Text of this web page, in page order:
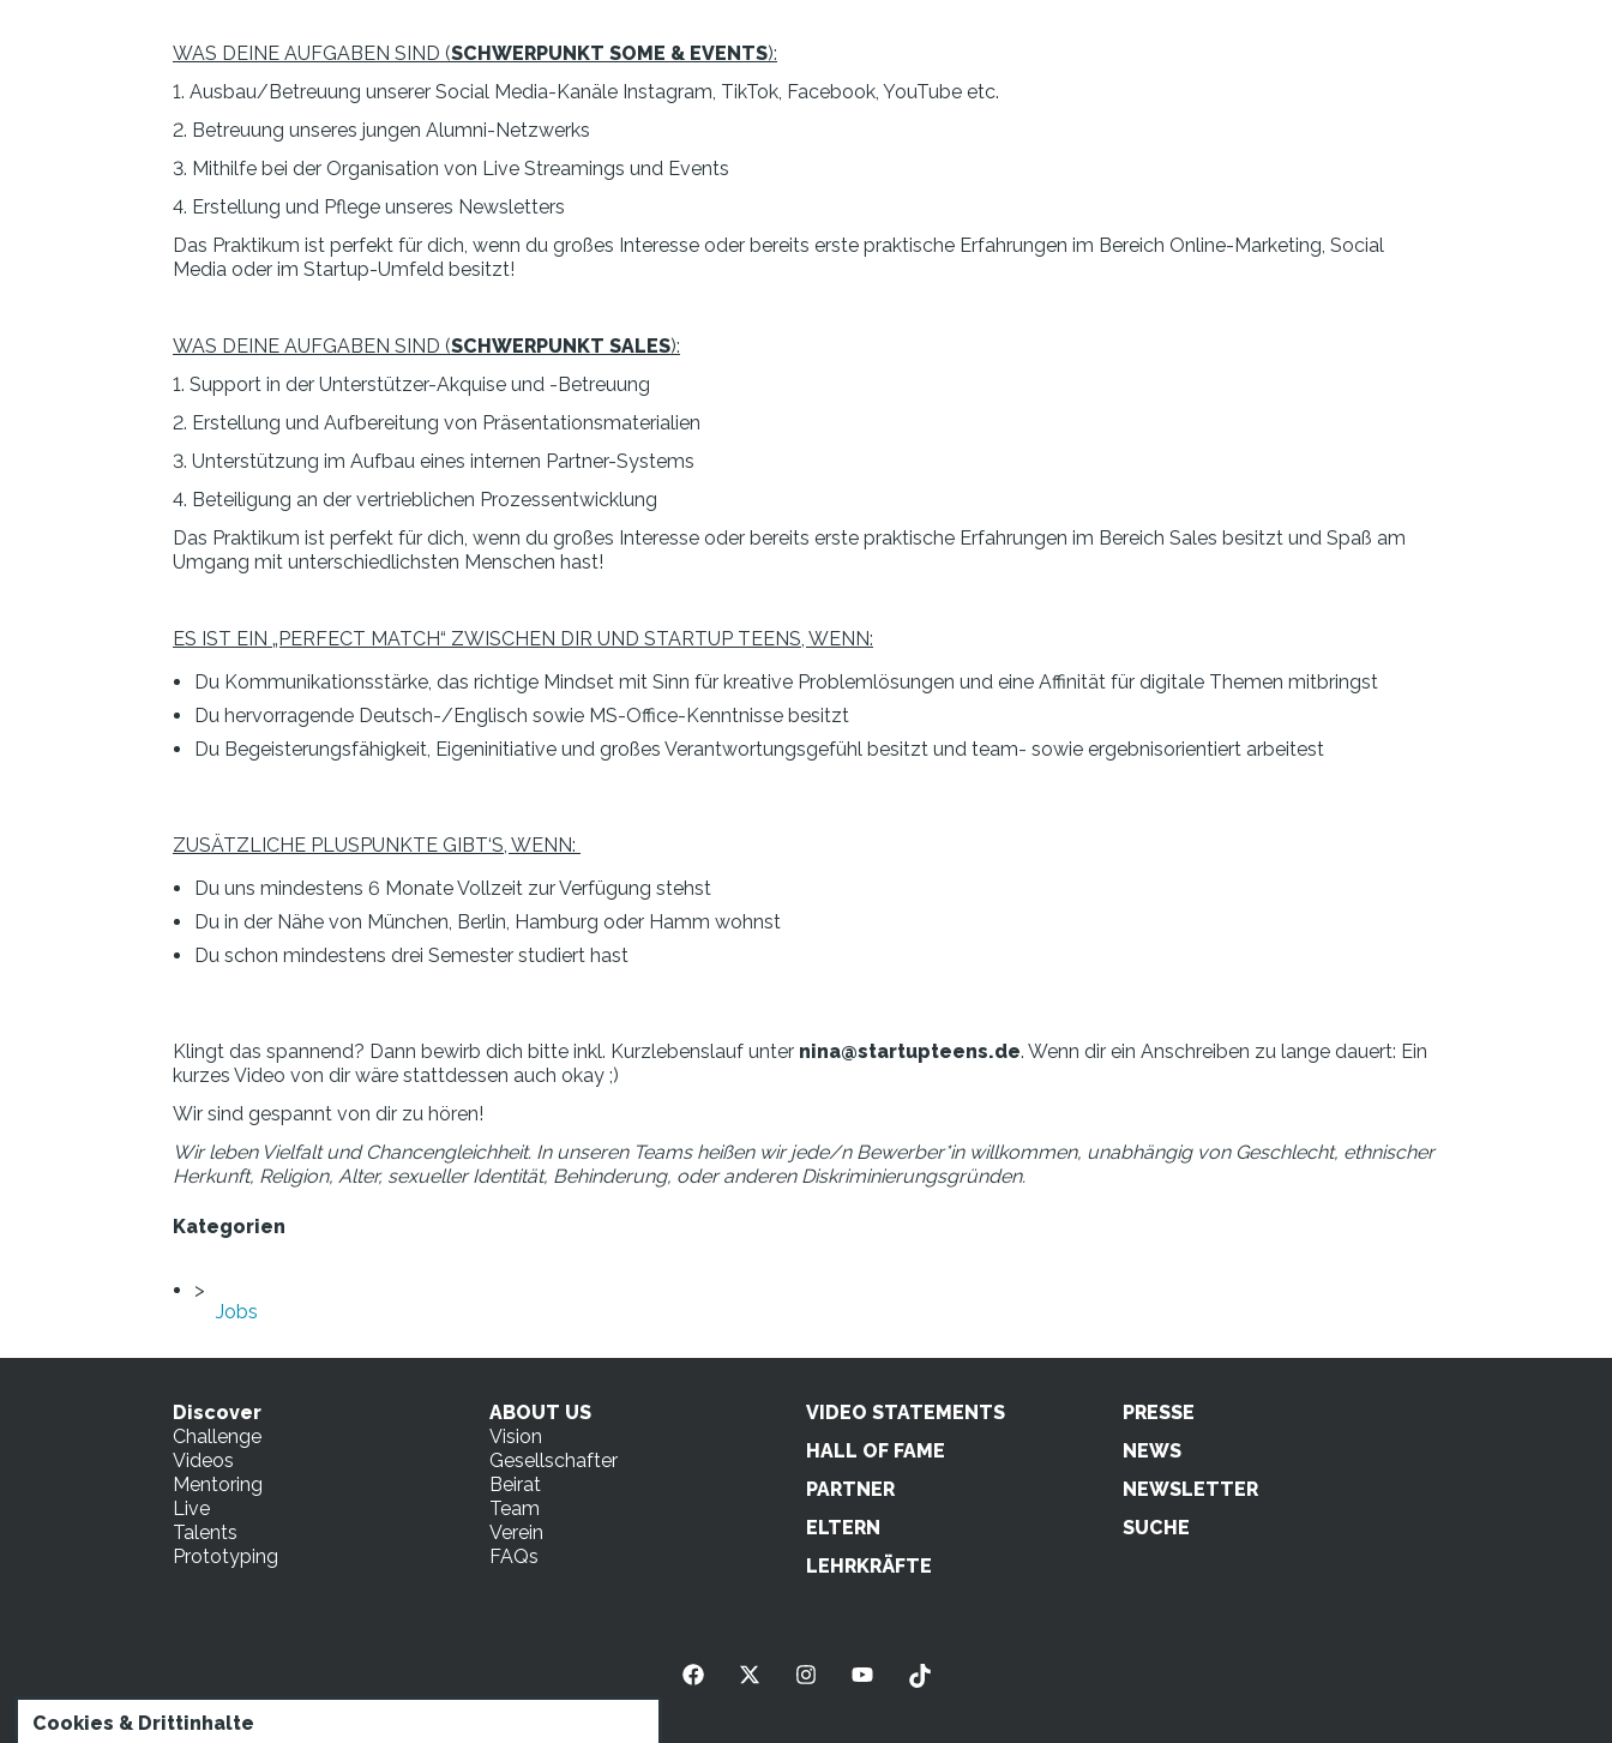
WAS DEINE AUFGABEN SIND (SCHWERPUNKT SOME & EVENTS):
1. Ausbau/Betreuung unserer Social Media-Kanäle Instagram, TikTok, Facebook, YouTube etc.
2. Betreuung unseres jungen Alumni-Netzwerks
3. Mithilfe bei der Organisation von Live Streamings und Events
4. Erstellung und Pflege unseres Newsletters
Das Praktikum ist perfekt für dich, wenn du großes Interesse oder bereits erste praktische Erfahrungen im Bereich Online-Marketing, Social
Media oder im Startup-Umfeld besitzt!
WAS DEINE AUFGABEN SIND (SCHWERPUNKT SALES):
1. Support in der Unterstützer-Akquise und -Betreuung
2. Erstellung und Aufbereitung von Präsentationsmaterialien
3. Unterstützung im Aufbau eines internen Partner-Systems
4. Beteiligung an der vertrieblichen Prozessentwicklung
Das Praktikum ist perfekt für dich, wenn du großes Interesse oder bereits erste praktische Erfahrungen im Bereich Sales besitzt und Spaß am
Umgang mit unterschiedlichsten Menschen hast!
ES IST EIN „PERFECT MATCH“ ZWISCHEN DIR UND STARTUP TEENS, WENN:
Du Kommunikationsstärke, das richtige Mindset mit Sinn für kreative Problemlösungen und eine Affinität für digitale Themen mitbringst
Du hervorragende Deutsch-/Englisch sowie MS-Office-Kenntnisse besitzt
Du Begeisterungsfähigkeit, Eigeninitiative und großes Verantwortungsgefühl besitzt und team- sowie ergebnisorientiert arbeitest
ZUSÄTZLICHE PLUSPUNKTE GIBT‘S, WENN:
Du uns mindestens 6 Monate Vollzeit zur Verfügung stehst
Du in der Nähe von München, Berlin, Hamburg oder Hamm wohnst
Du schon mindestens drei Semester studiert hast
Klingt das spannend? Dann bewirb dich bitte inkl. Kurzlebenslauf unter nina@startupteens.de. Wenn dir ein Anschreiben zu lange dauert: Ein
kurzes Video von dir wäre stattdessen auch okay ;)
Wir sind gespannt von dir zu hören!
Wir leben Vielfalt und Chancengleichheit. In unseren Teams heißen wir jede/n Bewerber*in willkommen, unabhängig von Geschlecht, ethnischer
Herkunft, Religion, Alter, sexueller Identität, Behinderung, oder anderen Diskriminierungsgründen.
Kategorien
Jobs
Discover
Challenge
Videos
Mentoring
Live
Talents
Prototyping
ABOUT US
Vision
Gesellschafter
Beirat
Team
Verein
FAQs
VIDEO STATEMENTS
HALL OF FAME
PARTNER
ELTERN
LEHRKRÄFTE
PRESSE
NEWS
NEWSLETTER
SUCHE
Cookies & Drittinhalte